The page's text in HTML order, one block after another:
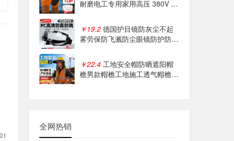
耐磨电工专用家用高压 380V 低
￥19.2 德国护目镜防灰尘不起
雾劳保防飞溅防尘眼镜防护防风
￥22.4 工地安全帽防晒遮阳帽
檐男款帽檐工地施工透气帽檐通
全网热销